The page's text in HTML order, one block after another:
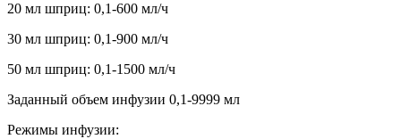
20 мл шприц: 0,1-600 мл/ч
30 мл шприц: 0,1-900 мл/ч
50 мл шприц: 0,1-1500 мл/ч
Заданный объем инфузии 0,1-9999 мл
Режимы инфузии: